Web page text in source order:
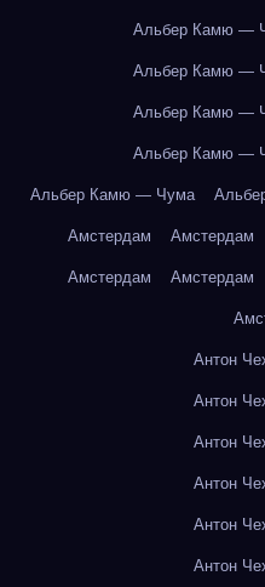
Альбер Камю —
Альбер Камю —
Альбер Камю —
Альбер Камю —
Альбер Камю — Чума
Амстердам Амстердам
Амстердам Амстердам
Антон
Антон
Антон
Антон
Антон
Антон